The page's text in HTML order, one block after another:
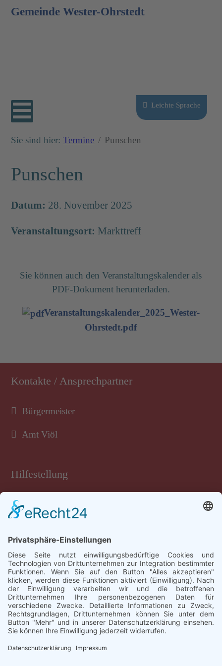
Gemeinde Wester-Ohrstedt
Sprache auswählen
Leichte Sprache
Sie sind hier:Termine Punschen
Punschen
Datum: 28. November 2025
Veranstaltungsort: Markttreff
Sie können auch den Veranstaltungskalender als
PDF-Dokument herunterladen.
Veranstaltungskalender_2025_Wester-
Ohrstedt.pdf
Kontakte / Ansprechpartner
Bürgermeister
Amt Viöl
Hilfestellung
Tastatur-Hilfen
Rechtliches
Impressum
Datenschutz
Barrierefreiheit